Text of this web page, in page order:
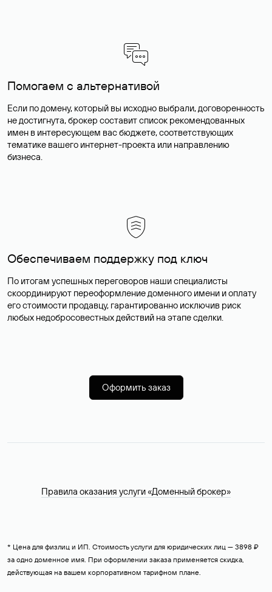
Помогаем с альтернативой
Если по домену, который вы исходно выбрали, договоренность
не достигнута, брокер составит список рекомендованных
имен в интересующем вас бюджете, соответствующих
тематике вашего интернет-проекта или направлению
бизнеса.
Обеспечиваем поддержку под ключ
По итогам успешных переговоров наши специалисты
скоординируют переоформление доменного имени и оплату
его стоимости продавцу, гарантированно исключив риск
любых недобросовестных действий на этапе сделки.
Оформить заказ
Правила оказания услуги «Доменный брокер»
* Цена для физлиц и ИП. Стоимость услуги для юридических лиц — 3898 ₽
за одно доменное имя. При оформлении заказа применяется скидка,
действующая на вашем корпоративном тарифном плане.